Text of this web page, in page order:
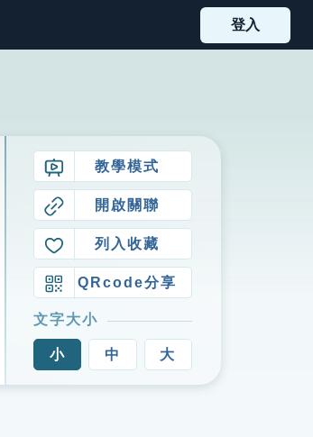
登入
教學模式
開啟關聯
列入收藏
QRcode分享
文字大小
小 中 大